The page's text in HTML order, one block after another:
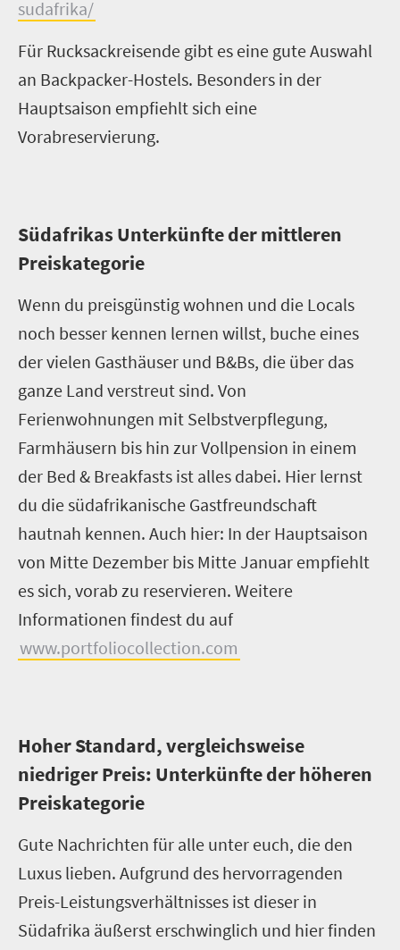
sudafrika/
Für Rucksackreisende gibt es eine gute Auswahl
an Backpacker-Hostels. Besonders in der
Hauptsaison empfiehlt sich eine
Vorabreservierung.
Südafrikas Unterkünfte der mittleren
Preiskategorie
Wenn du preisgünstig wohnen und die Locals
noch besser kennen lernen willst, buche eines
der vielen Gasthäuser und B&Bs, die über das
ganze Land verstreut sind. Von
Ferienwohnungen mit Selbstverpflegung,
Farmhäusern bis hin zur Vollpension in einem
der Bed & Breakfasts ist alles dabei. Hier lernst
du die südafrikanische Gastfreundschaft
hautnah kennen. Auch hier: In der Hauptsaison
von Mitte Dezember bis Mitte Januar empfiehlt
es sich, vorab zu reservieren. Weitere
Informationen findest du auf
www.portfoliocollection.com
Hoher Standard, vergleichsweise
niedriger Preis: Unterkünfte der höheren
Preiskategorie
Gute Nachrichten für alle unter euch, die den
Luxus lieben. Aufgrund des hervorragenden
Preis-Leistungsverhältnisses ist dieser in
Südafrika äußerst erschwinglich und hier finden